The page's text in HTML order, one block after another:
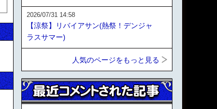
2026/07/31 14:58
【涼祭】リバイアサン(熱祭！デンジャ
ラスサマー)
人気のページをもっと見る